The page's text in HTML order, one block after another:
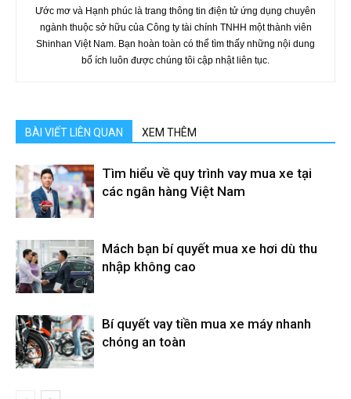
Ước mơ và Hạnh phúc là trang thông tin điện tử ứng dụng chuyên
ngành thuộc sở hữu của Công ty tài chính TNHH một thành viên
Shinhan Việt Nam. Bạn hoàn toàn có thể tìm thấy những nội dung
bổ ích luôn được chúng tôi cập nhật liên tục.
BÀI VIẾT LIÊN QUAN XEM THÊM
Tìm hiểu về quy trình vay mua xe tại
các ngân hàng Việt Nam
Mách bạn bí quyết mua xe hơi dù thu
nhập không cao
Bí quyết vay tiền mua xe máy nhanh
chóng an toàn